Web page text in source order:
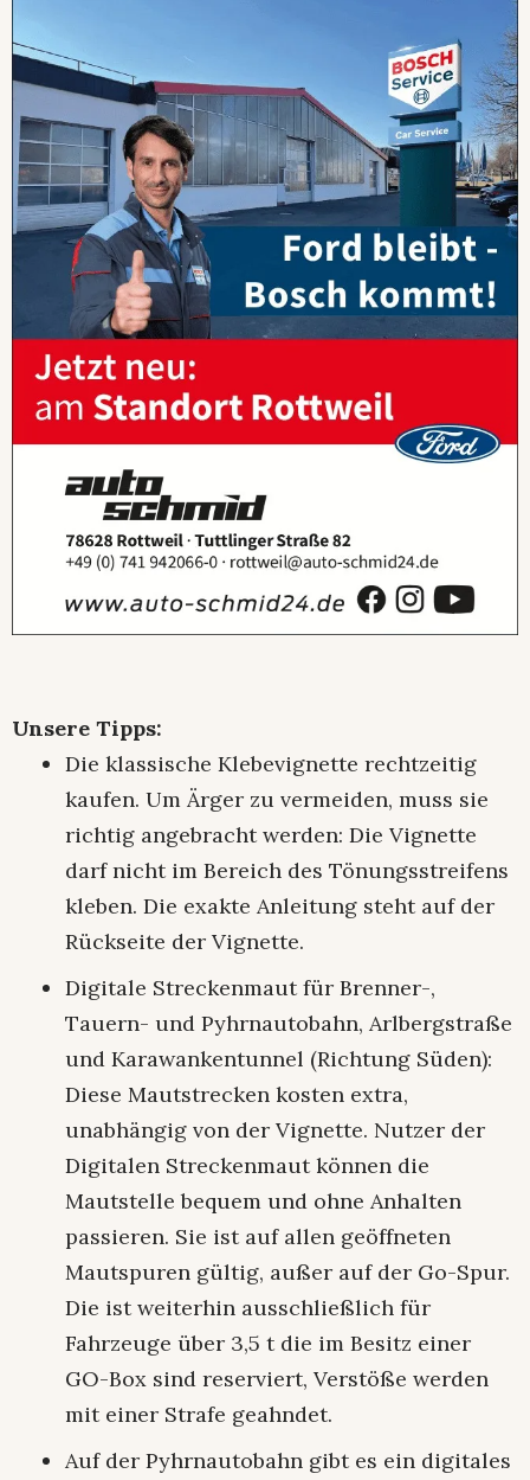
Unsere Tipps:
Die klassische Klebevignette rechtzeitig
kaufen. Um Ärger zu vermeiden, muss sie
richtig angebracht werden: Die Vignette
darf nicht im Bereich des Tönungsstreifens
kleben. Die exakte Anleitung steht auf der
Rückseite der Vignette.
Digitale Streckenmaut für Brenner-,
Tauern- und Pyhrnautobahn, Arlbergstraße
und Karawankentunnel (Richtung Süden):
Diese Mautstrecken kosten extra,
unabhängig von der Vignette. Nutzer der
Digitalen Streckenmaut können die
Mautstelle bequem und ohne Anhalten
passieren. Sie ist auf allen geöffneten
Mautspuren gültig, außer auf der Go-Spur.
Die ist weiterhin ausschließlich für
Fahrzeuge über 3,5 t die im Besitz einer
GO-Box sind reserviert, Verstöße werden
mit einer Strafe geahndet.
Auf der Pyhrnautobahn gibt es ein digitales